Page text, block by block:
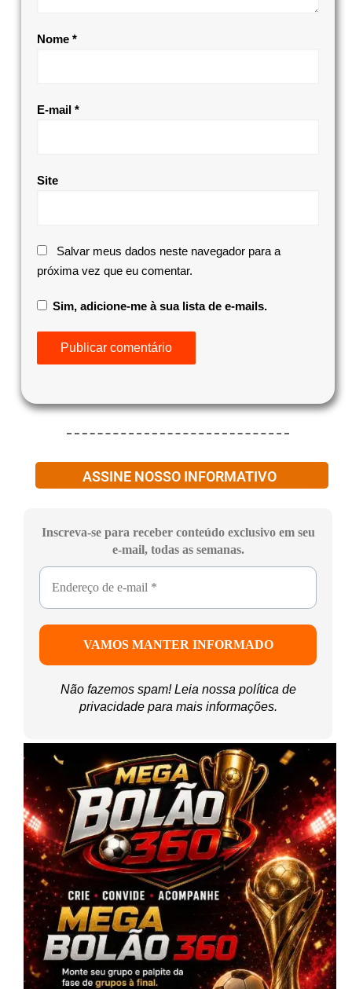
Nome *
E-mail *
Site
Salvar meus dados neste navegador para a
próxima vez que eu comentar.
Sim, adicione-me à sua lista de e-mails.
ASSINE NOSSO INFORMATIVO
Inscreva-se para receber conteúdo exclusivo em seu
e-mail, todas as semanas.
Não fazemos spam! Leia nossa política de
privacidadepara mais informações.